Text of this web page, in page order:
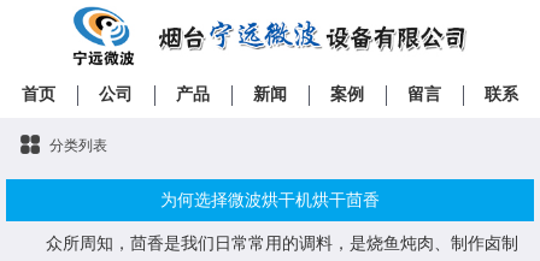
首页 公司 产品 新闻 案例 留言 联系
分类列表
为何选择微波烘干机烘干茴香
众所周知，茴香是我们日常常用的调料，是烧鱼炖肉、制作卤制